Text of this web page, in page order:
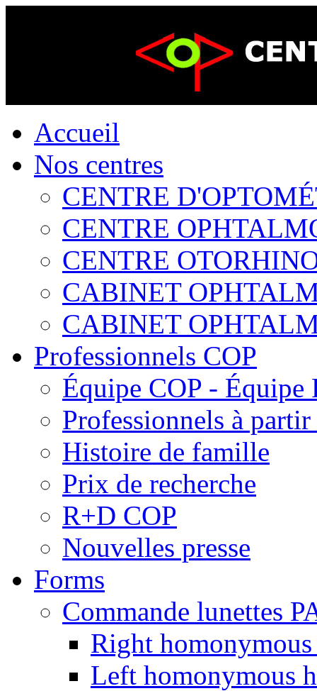
Accueil
Nos centres
CENTRE
CENTRE
CENTRE
CABINET
CABINET
Professionnels COP
Équipe COP - Équipe
Professionnels à
Histoire de famille
Prix de recherche
R+D COP
Nouvelles presse
Forms
Commande lunettes
Right
Left homonymous